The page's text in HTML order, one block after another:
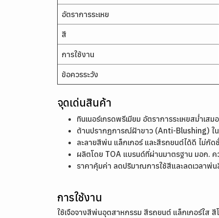
อัตราการระเหย
สี
การใช้งาน
ข้อควรระวัง
จุดเด่นสินค้า
ทินเนอร์เกรดพรีเมียม อัตราการระเหยสม่ำเ
ต้านปรากฏการณ์ฝ้าขาว (Anti-Blushing) ใน
ละลายสีพ่น แล็กเกอร์ และสีรถยนต์ได้ดี ไม่กัด
ผลิตโดย TOA แบรนด์ที่ผ่านมาตรฐาน มอก.
ราคาคุ้มค่า ลดปริมาณการใช้สีและลดเวลาพ่น
การใช้งาน
ใช้เจือจางสีพ่นอุตสาหกรรม สีรถยนต์ แล็กเกอร์ใส